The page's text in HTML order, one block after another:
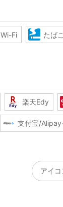
Wi-Fi たばこ
楽天Edy
支付宝/
アイ